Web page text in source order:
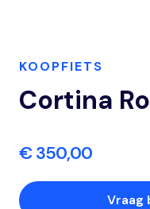
KOOPFIETS
Cortina
€ 350,00
Vraag